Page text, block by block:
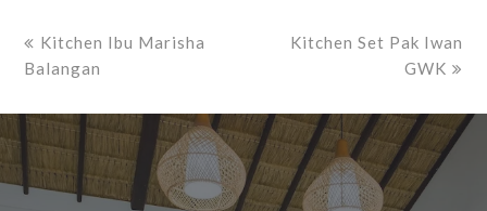
previous
post:
Kitchen Ibu Marisha
Balangan
next
Kitchen Set Pak Iwan
GWK